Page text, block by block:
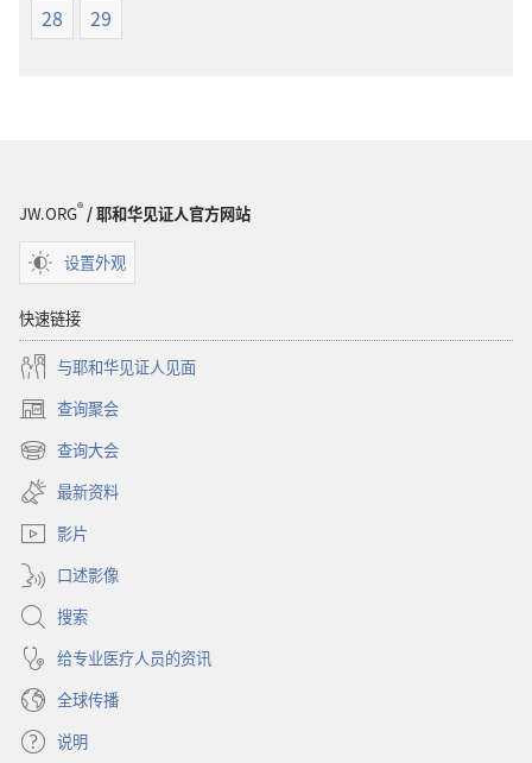
28
29
JW.ORG® / 耶和华见证人官方网站
设置外观
快速链接
与耶和华见证人见面
查询聚会
（打
开
新
窗
口）
查询大会
（打
开
新
窗
最新资料
影片
口述影像
搜索
给专业医疗人员的资讯
全球传播
说明